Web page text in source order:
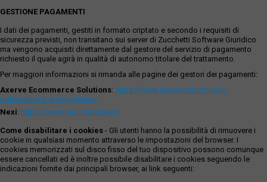
GESTIONE PAGAMENTI
I dati dei pagamenti, gestiti in formato criptato e secondo i requisiti di
sicurezza previsti, non transitano sui server di Zucchetti Software Giuridico
ma vengono acquisiti direttamente dal gestore del servizio di pagamento
richiesto il quale agirà in qualità di autonomo titolare del trattamento.
Per maggiori informazioni si rimanda alle pagine dei gestori dei pagamenti:
Axerve Ecommerce Solutions: https://www.axerve.com/privacy-
policy/servizi-di-pagamento
Nexi: https://www.nexi.it/it/privacy
Come disabilitare i cookies - Gli utenti hanno la possibilità di rimuovere i
cookie in qualsiasi momento attraverso le impostazioni del browser. I
cookies memorizzati sul disco fisso del tuo dispositivo possono comunque
essere cancellati ed è inoltre possibile disabilitare i cookies seguendo le
indicazioni fornite dai principali browser, ai link seguenti: